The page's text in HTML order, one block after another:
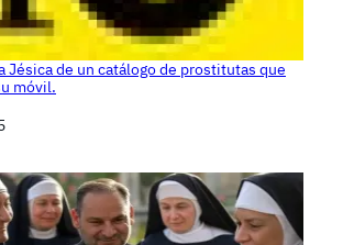
Jésica de un catálogo de prostitutas que
móvil.